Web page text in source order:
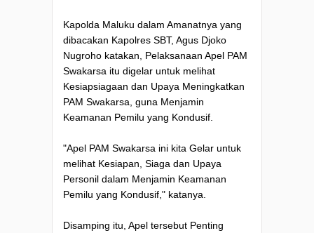
Kapolda Maluku dalam Amanatnya yang
dibacakan Kapolres SBT, Agus Djoko
Nugroho katakan, Pelaksanaan Apel PAM
Swakarsa itu digelar untuk melihat
Kesiapsiagaan dan Upaya Meningkatkan
PAM Swakarsa, guna Menjamin
Keamanan Pemilu yang Kondusif.
"Apel PAM Swakarsa ini kita Gelar untuk
melihat Kesiapan, Siaga dan Upaya
Personil dalam Menjamin Keamanan
Pemilu yang Kondusif," katanya.
Disamping itu, Apel tersebut Penting